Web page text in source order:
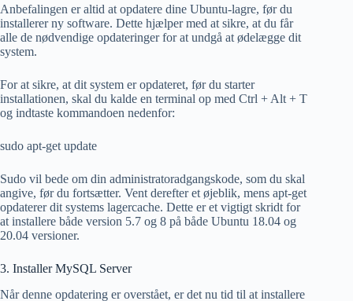
Anbefalingen er altid at opdatere dine Ubuntu-lagre, før du
installerer ny software. Dette hjælper med at sikre, at du får
alle de nødvendige opdateringer for at undgå at ødelægge dit
system.
For at sikre, at dit system er opdateret, før du starter
installationen, skal du kalde en terminal op med Ctrl + Alt + T
og indtaste kommandoen nedenfor:
sudo apt-get update
Sudo vil bede om din administratoradgangskode, som du skal
angive, før du fortsætter. Vent derefter et øjeblik, mens apt-get
opdaterer dit systems lagercache. Dette er et vigtigt skridt for
at installere både version 5.7 og 8 på både Ubuntu 18.04 og
20.04 versioner.
3. Installer MySQL Server
Når denne opdatering er overstået, er det nu tid til at installere